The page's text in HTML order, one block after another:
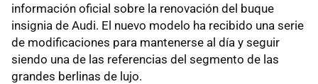
información oficial sobre la renovación del buque
insignia de Audi. El nuevo modelo ha recibido una serie
de modificaciones para mantenerse al día y seguir
siendo una de las referencias del segmento de las
grandes berlinas de lujo.